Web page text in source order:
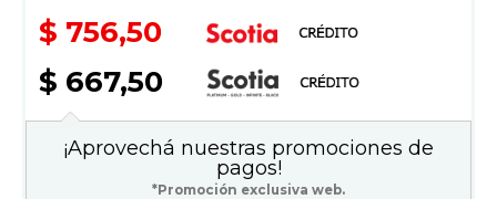
$ 756,50
$ 667,50
¡Aprovechá nuestras promociones de
pagos!
*Promoción exclusiva web.